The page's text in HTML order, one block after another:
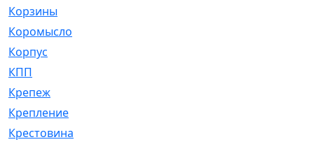
Корзины
Коромысло
Корпус
КПП
Крепеж
Крепление
Крестовина